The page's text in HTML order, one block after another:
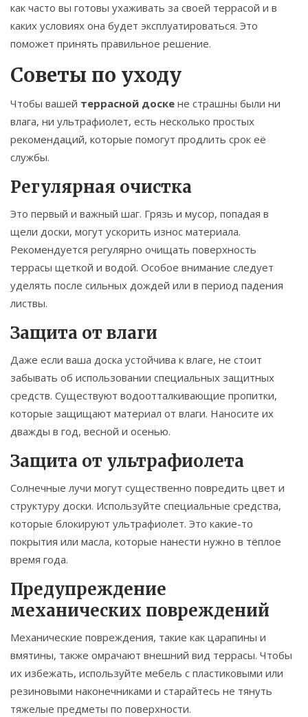
как часто вы готовы ухаживать за своей террасой и в
каких условиях она будет эксплуатироваться. Это
поможет принять правильное решение.
Советы по уходу
Чтобы вашей террасной доске не страшны были ни
влага, ни ультрафиолет, есть несколько простых
рекомендаций, которые помогут продлить срок её
службы.
Регулярная очистка
Это первый и важный шаг. Грязь и мусор, попадая в
щели доски, могут ускорить износ материала.
Рекомендуется регулярно очищать поверхность
террасы щеткой и водой. Особое внимание следует
уделять после сильных дождей или в период падения
листвы.
Защита от влаги
Даже если ваша доска устойчива к влаге, не стоит
забывать об использовании специальных защитных
средств. Существуют водоотталкивающие пропитки,
которые защищают материал от влаги. Наносите их
дважды в год, весной и осенью.
Защита от ультрафиолета
Солнечные лучи могут существенно повредить цвет и
структуру доски. Используйте специальные средства,
которые блокируют ультрафиолет. Это какие-то
покрытия или масла, которые нанести нужно в тёплое
время года.
Предупреждение
механических повреждений
Механические повреждения, такие как царапины и
вмятины, также омрачают внешний вид террасы. Чтобы
их избежать, используйте мебель с пластиковыми или
резиновыми наконечниками и старайтесь не тянуть
тяжелые предметы по поверхности.